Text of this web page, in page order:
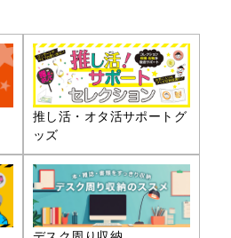
推し活・オタ活サポートグ
ッズ